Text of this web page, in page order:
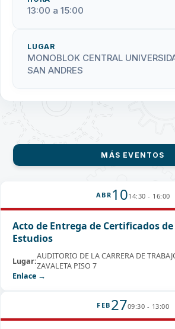
13:00 a 15:00
LUGAR
MONOBLOK CENTRAL
SAN ANDRES
MÁS EVENTOS
ABR 1014:30 - 16:00
Acto de Entrega de Certificados
Estudios
Lugar:AUDITORIO DE LA CARRERA DE
ZAVALETA PISO 7
Enlace →
FEB 2709:30 - 13:00